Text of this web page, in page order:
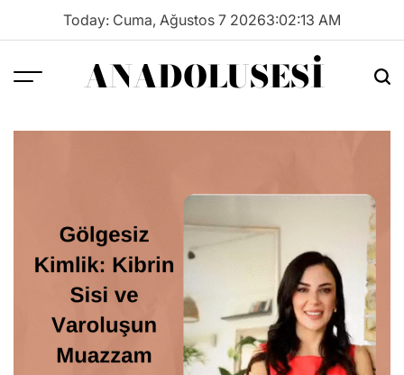
Today: Cuma, Ağustos 7 20263:02:13 AM
Menu ANADOLUSESI